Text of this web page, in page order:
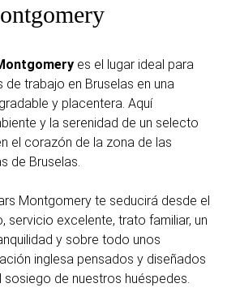
es el lugar ideal para
trabajo en Bruselas en una
y placentera. Aquí
y la serenidad de un selecto
el corazón de la zona de las
de Bruselas.
Montgomery te seducirá desde el
servicio excelente, trato familiar, un
y sobre todo unos
inglesa pensados y diseñados
de nuestros huéspedes.